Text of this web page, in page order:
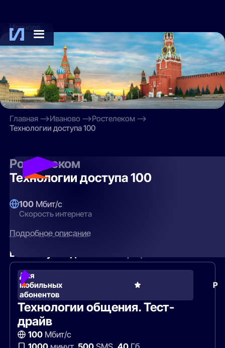
Иваново
Главная Иваново
Ростелеком
Технологии доступа 100
Ростелеком
Технологии доступа 100
100 Мбит/с
Скорость интернета
Подробное описание
Вам могут подойти
Для
мобильных
абонентов
Технологии общения. Тест-
драйв
100Мбит/с